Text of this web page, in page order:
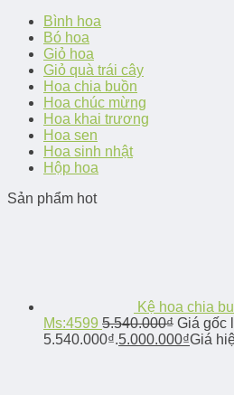
Bình hoa
Bó hoa
Giỏ hoa
Giỏ quà trái cây
Hoa chia buồn
Hoa chúc mừng
Hoa khai trương
Hoa sen
Hoa sinh nhật
Hộp hoa
Sản phẩm hot
Kệ hoa chia
Ms:4599 5.540.000₫ Giá gốc
5.540.000₫.5.000.000₫Giá